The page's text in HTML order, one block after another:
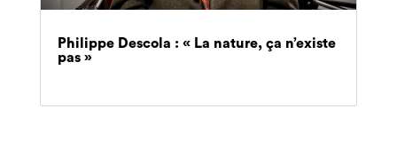
Philippe Descola : « La nature, ça n’existe
pas »